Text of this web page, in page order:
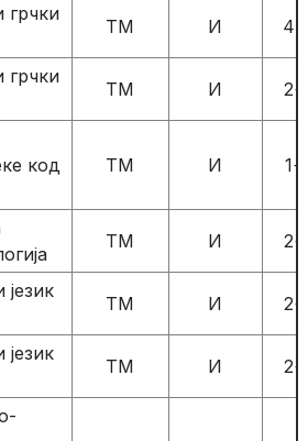
грчки
TM И
грчки
TM И
код
TM И
TM И
TM И
TM И